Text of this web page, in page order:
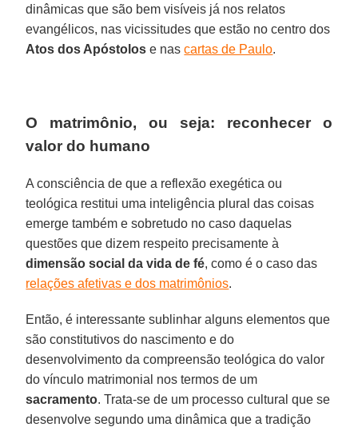
dinâmicas que são bem visíveis já nos relatos
evangélicos, nas vicissitudes que estão no centro dos
Atos dos Apóstolos e nascartas de Paulo.
O matrimônio, ou seja: reconhecer o
valor do humano
A consciência de que a reflexão exegética ou
teológica restitui uma inteligência plural das coisas
emerge também e sobretudo no caso daquelas
questões que dizem respeito precisamente à
dimensão social da vida de fé, como é o caso das
relações afetivas e dos matrimônios.
Então, é interessante sublinhar alguns elementos que
são constitutivos do nascimento e do
desenvolvimento da compreensão teológica do valor
do vínculo matrimonial nos termos de um
sacramento. Trata-se de um processo cultural que se
desenvolve segundo uma dinâmica que a tradição